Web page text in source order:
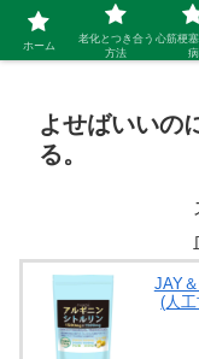
シニ
よせばいいの
る。
JAY
(人
ホーム
老化とつき合う
方法
心筋梗
病